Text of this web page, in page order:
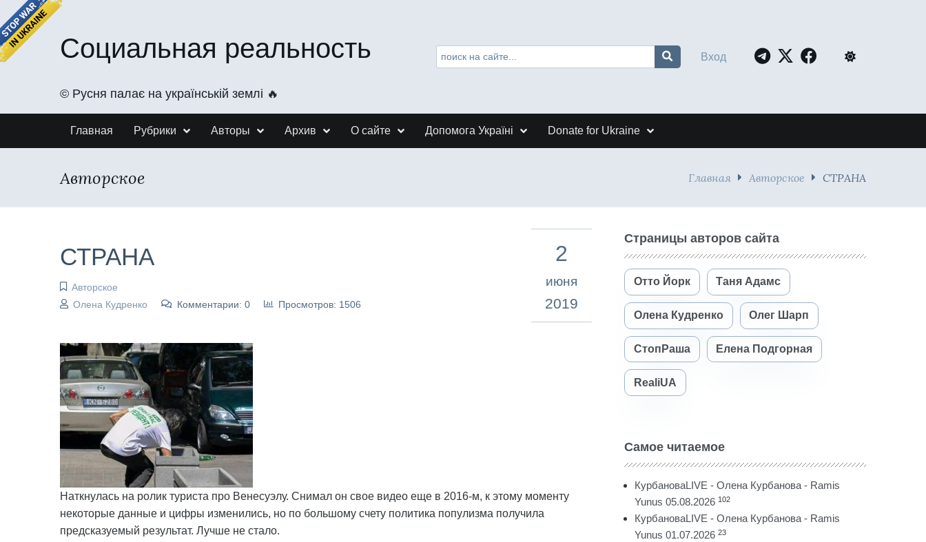
Социальная реальность
©️ Русня палає на українській землі 🔥
Вход
Главная Рубрики Авторы Архив О сайте Допомога Україні Donate for Ukraine
Авторское Главная Авторское СТРАНА
СТРАНА
Авторское
Олена Кудренко
Комментарии: 0 Просмотров: 1506
2
июня
2019
Наткнулась на ролик туриста про Венесуэлу. Снимал он свое видео еще в 2016-м, к этому моменту
некоторые данные и цифры изменились, но по большому счету политика популизма получила
предсказуемый результат. Лучше не стало.
Страницы авторов сайта
Отто Йорк Таня Адамс
Олена Кудренко Олег Шарп
СтопРаша Елена Подгорная
RealiUA
Самое читаемое
КурбановаLIVE - Олена Курбанова - Ramis
Yunus 05.08.2026 102
КурбановаLIVE - Олена Курбанова - Ramis
Yunus 01.07.2026 23